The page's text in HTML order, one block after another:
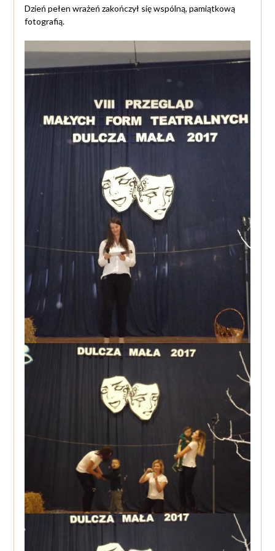
Dzień pełen wrażeń zakończył się wspólną, pamiątkową
fotografią.